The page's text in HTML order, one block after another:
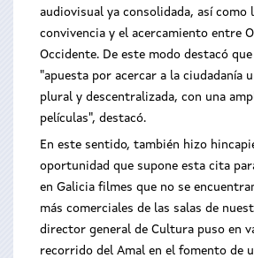
audiovisual ya consolidada, así como
convivencia y el acercamiento entre
Occidente. De este modo destacó
"apuesta por acercar a la ciudadanía
plural y descentralizada, con una
películas", destacó.
En este sentido, también hizo
oportunidad que supone esta cita
en Galicia filmes que no se
más comerciales de las salas de
director general de Cultura puso en
recorrido del Amal en el fomento de